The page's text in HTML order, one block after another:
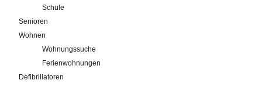
Schule
Senioren
Wohnen
Wohnungssuche
Ferienwohnungen
Defibrillatoren